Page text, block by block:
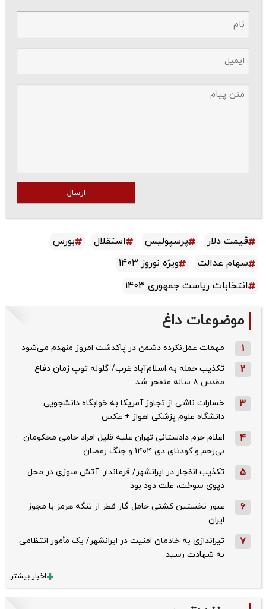
ارسال
قیمت دلار پرسپولیس استقلال
بورس
سهام عدالت
ویژه نوروز 1403
انتخابات ریاست جمهوری 1403
موضوعات داغ
1 مهمات عمل‌نکرده دشمن در پاکدشت امروز منهدم می‌شود
2
تکذیب حمله به اسلام‌آباد غرب/ گلوله توپ زمان دفاع
مقدس ۸ ساله منفجر شد
3
خسارات ناشی از تجاوز آمریکا به خوابگاه دانشجویی
دانشگاه علوم پزشکی اهواز + عکس
4
اعلام جرم دادستانی تهران علیه قلیل افراد حامی محکومان
بی‌رحم و کودتای دی‌ ۱۴۰۴ و جنگ رمضان
5
تکذیب ‌انفجار در ایرانشهر/ فرماندار: آتش سوزی در محل
دپوی سوخت، علت دود بود
6
عبور نخستین کشتی حامل گاز قطر از تنگه هرمز با مجوز
ایران
7
تیراندازی به خادمان امنیت در ایرانشهر/ یک مأمور انتظامی
به شهادت رسید
اخبار بیشتر